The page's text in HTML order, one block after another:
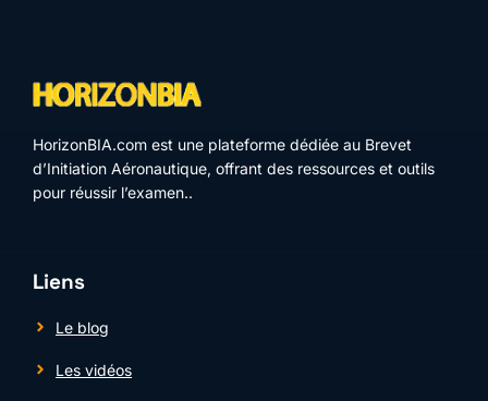
HorizonBIA.com est une plateforme dédiée au Brevet
d’Initiation Aéronautique, offrant des ressources et outils
pour réussir l’examen..
Liens
Le blog
Les vidéos